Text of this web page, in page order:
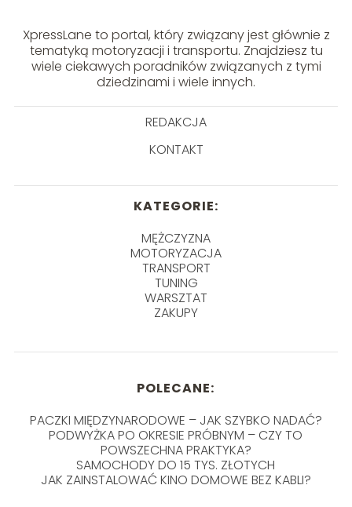
XpressLane to portal, który związany jest głównie z
tematyką motoryzacji i transportu. Znajdziesz tu
wiele ciekawych poradników związanych z tymi
dziedzinami i wiele innych.
REDAKCJA
KONTAKT
KATEGORIE:
MĘŻCZYZNA
MOTORYZACJA
TRANSPORT
TUNING
WARSZTAT
ZAKUPY
POLECANE:
PACZKI MIĘDZYNARODOWE – JAK SZYBKO NADAĆ?
PODWYŻKA PO OKRESIE PRÓBNYM – CZY TO
POWSZECHNA PRAKTYKA?
SAMOCHODY DO 15 TYS. ZŁOTYCH
JAK ZAINSTALOWAĆ KINO DOMOWE BEZ KABLI?